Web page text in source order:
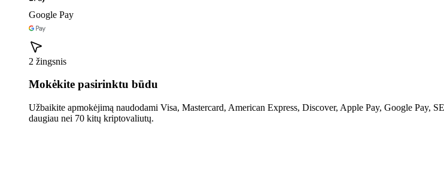
Google Pay
2 žingsnis
Mokėkite pasirinktu būdu
Užbaikite apmokėjimą naudodami Visa, Mastercard, American Express, Discover, Apple Pay, Google Pay,
daugiau nei 70 kitų kriptovaliutų.